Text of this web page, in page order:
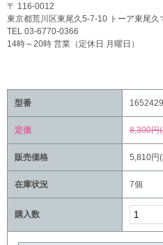
〒 116-0012
東京都荒川区東尾久5-7-10 トーア東尾久
TEL 03-6770-0366
14時～20時 営業（定休日 月曜日）
型番
定価 8,300円
販売価格 5,810円
在庫状況 7個
購入数